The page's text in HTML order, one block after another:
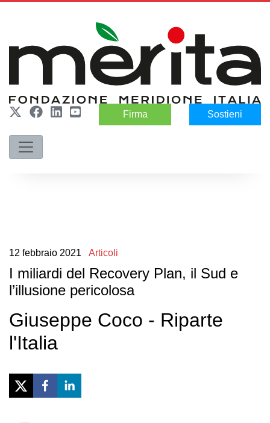
Firma Sostieni
12 febbraio 2021 Articoli
I miliardi del Recovery Plan, il Sud e
l’illusione pericolosa
Giuseppe Coco - Riparte
l'Italia